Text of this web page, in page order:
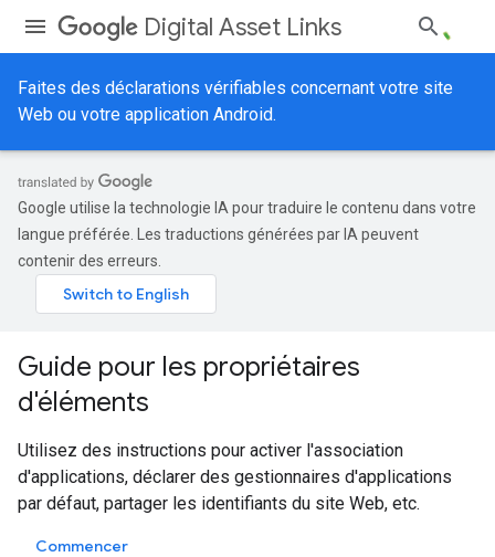
Digital Asset Links
Faites des déclarations vérifiables concernant votre site
Web ou votre application Android.
Google utilise la technologie IA pour traduire le contenu dans votre
langue préférée. Les traductions générées par IA peuvent
contenir des erreurs.
Guide pour les propriétaires
d'éléments
Utilisez des instructions pour activer l'association
d'applications, déclarer des gestionnaires d'applications
par défaut, partager les identifiants du site Web, etc.
Commencer